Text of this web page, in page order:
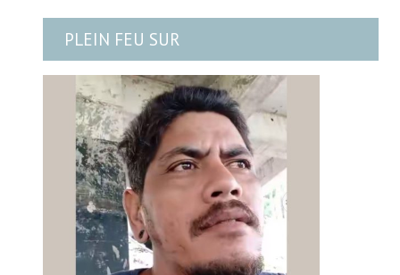
PLEIN FEU SUR